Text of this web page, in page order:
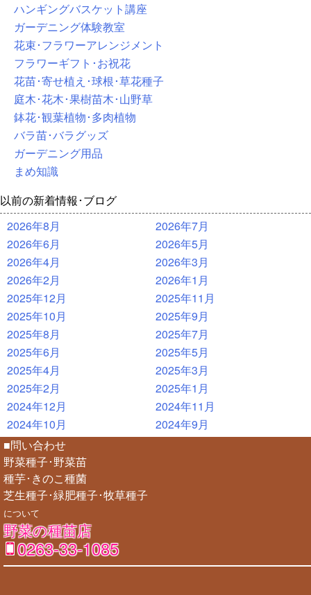
ハンギングバスケット講座
ガーデニング体験教室
花束･フラワーアレンジメント
フラワーギフト･お祝花
花苗･寄せ植え･球根･草花種子
庭木･花木･果樹苗木･山野草
鉢花･観葉植物･多肉植物
バラ苗･バラグッズ
ガーデニング用品
まめ知識
以前の新着情報･ブログ
2026年8月
2026年7月
2026年6月
2026年5月
2026年4月
2026年3月
2026年2月
2026年1月
2025年12月
2025年11月
2025年10月
2025年9月
2025年8月
2025年7月
2025年6月
2025年5月
2025年4月
2025年3月
2025年2月
2025年1月
2024年12月
2024年11月
2024年10月
2024年9月
■問い合わせ
野菜種子･野菜苗
種芋･きのこ種菌
芝生種子･緑肥種子･牧草種子
について
野菜の種苗店
0263-33-1085